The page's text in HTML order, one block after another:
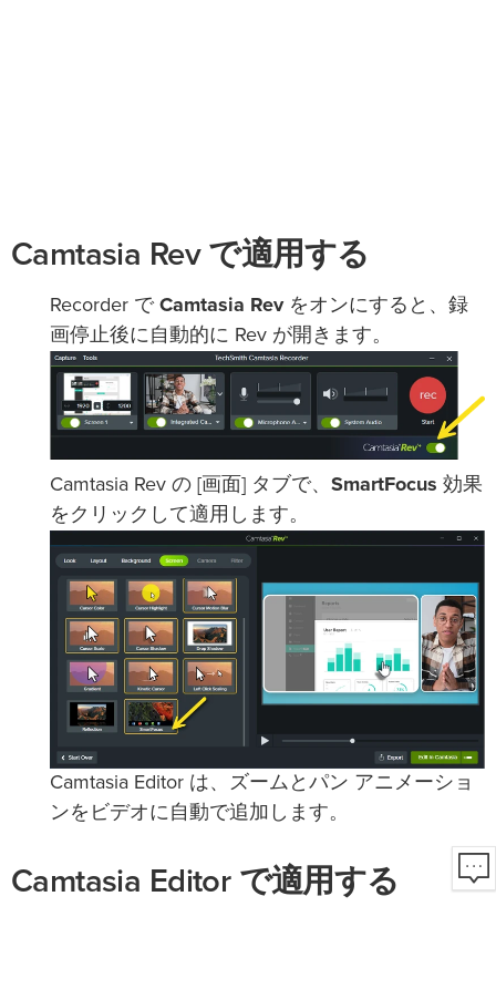
Camtasia Rev で適用する
Recorder で Camtasia Revをオンにすると、録
画停止後に自動的に Rev が開きます。
Camtasia Rev の [画面] タブで、 SmartFocus 効果
をクリックして適用します。
Camtasia Editor は、ズームとパン アニメーショ
ンをビデオに自動で追加します。
Camtasia Editor で適用する